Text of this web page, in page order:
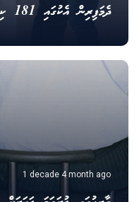
ދެމަފިރިން އެކުގައި 181 ކިލޯ ހިއްކާލައިފި
1 decade 4 month ago